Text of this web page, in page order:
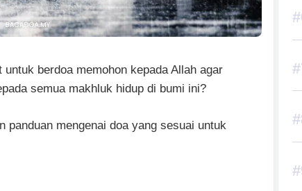
berdoa memohon kepada Allah agar
semua makhluk hidup di bumi ini?
mengenai doa yang sesuai untuk